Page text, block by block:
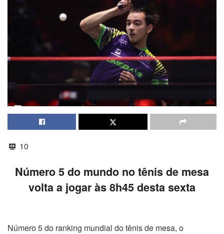
10
Número 5 do mundo no tênis de mesa
volta a jogar às 8h45 desta sexta
Número 5 do ranking mundial do tênis de mesa, o